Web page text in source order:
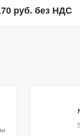
руб. без НДС